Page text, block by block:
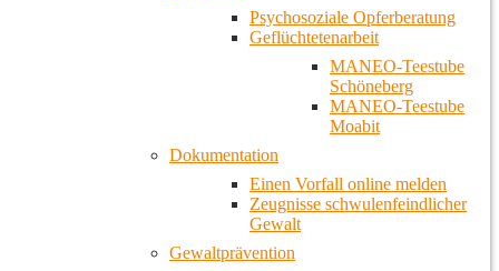
Psychosoziale Opferberatung
Geflüchtetenarbeit
MANEO-Teestube
Schöneberg
MANEO-Teestube
Moabit
Dokumentation
Einen Vorfall online melden
Zeugnisse schwulenfeindlicher
Gewalt
Gewaltprävention